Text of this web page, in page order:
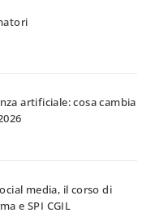
artificiale: cosa cambia
media, il corso di
e SPI CGIL